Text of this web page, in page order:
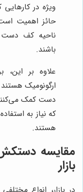
ویژه در کارهایی
حائز اهمیت
ناحیه کف
باشند.
علاوه بر
ارگونومیک
دست کمک
که نیاز به
هستند.
مقایسه
بازار